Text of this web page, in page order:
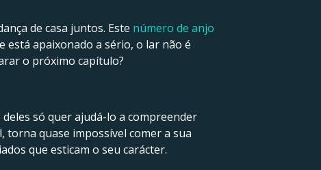
de casa juntos. Este número de anjo
está apaixonado a sério, o lar não é
o próximo capítulo?
só quer ajudá-lo a compreender
torna quase impossível comer a sua
que esticam o seu carácter.